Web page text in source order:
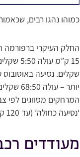
כמוהו נהגו רבים,
החלק העיקרי
יותר – עולה 68:50 שקלים.
‘נסיעה כחולה’ (עד 120 ק”מ) ו’נסיעה סגולה’ (עד 225 ק”מ).
מעודדים